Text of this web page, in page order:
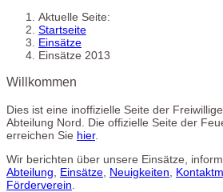
Aktuelle Seite:
Startseite
Einsätze
Einsätze 2013
Willkommen
Dies ist eine inoffizielle Seite der
Abteilung Nord. Die offizielle Seite der
erreichen Sie hier.
Wir berichten über unsere Einsätze,
Abteilung
Einsätze Neuigkeiten
Förderverein